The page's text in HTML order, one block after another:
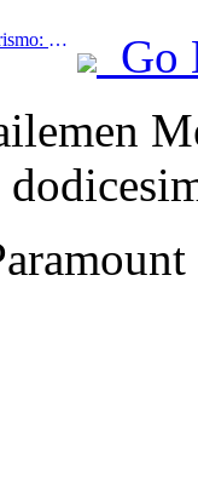
Prev:Ministero della Cultura e del Turismo: Rafforzare la gestione della qualità delle attrazioni turistiche e migliorare il livello di servizio dei luoghi panoramici
Go